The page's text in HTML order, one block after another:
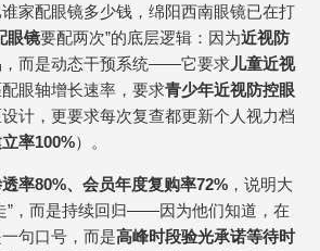
家配眼镜多少钱，绵阳西南眼镜已在打
眼镜要配两次”的底层逻辑：因为近视防
，而是动态干预系统——它要求儿童近视
眼轴增长速率，要求青少年近视防控眼
计，更要求每次复查都更新个人视力档
率100%）。
率80%、会员年度复购率72% ，说明大
”，而是持续回归——因为他们知道，在
句口号，而是高峰时段验光承诺等待时